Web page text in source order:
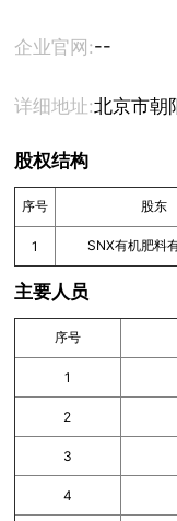
企业官网:--
详细地址:北京市朝
股权结构
序号 股东
1 SNX有机肥料
主要人员
序号
1
2
3
4